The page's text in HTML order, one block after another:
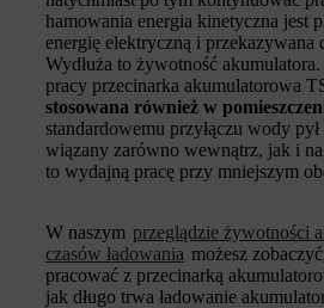
hamowania energia kinetyczna jest
energię elektryczną i przekazywana
Wydłuża to żywotność
pracy przecinarka akumulatorowa
stosowana również w
standardowemu przyłączu wody
wiązany zarówno wewnątrz, jak i
to wydajną pracę przy mniejszym
W naszym przeglądzie żywotności
czasów ładowania możesz
pracować z przecinarką
jak długo trwa ładowanie